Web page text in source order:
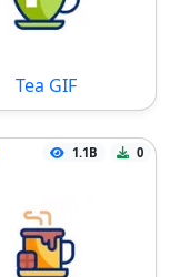
Tea GIF
1.1B 0